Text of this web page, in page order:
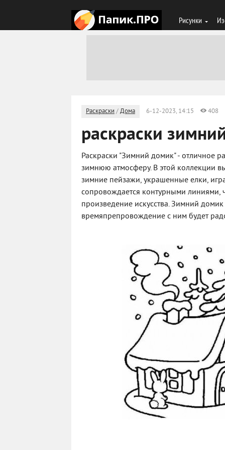
Рисунки
Раскраски /Дома 6-12-2023, 14:15 408
раскраски
Раскраски "Зимний домик" - отличное
зимнюю атмосферу. В этой коллекции
зимние пейзажи, украшенные елки,
сопровождается контурными линиями,
произведение искусства. Зимний
времяпрепровождение с ним будет